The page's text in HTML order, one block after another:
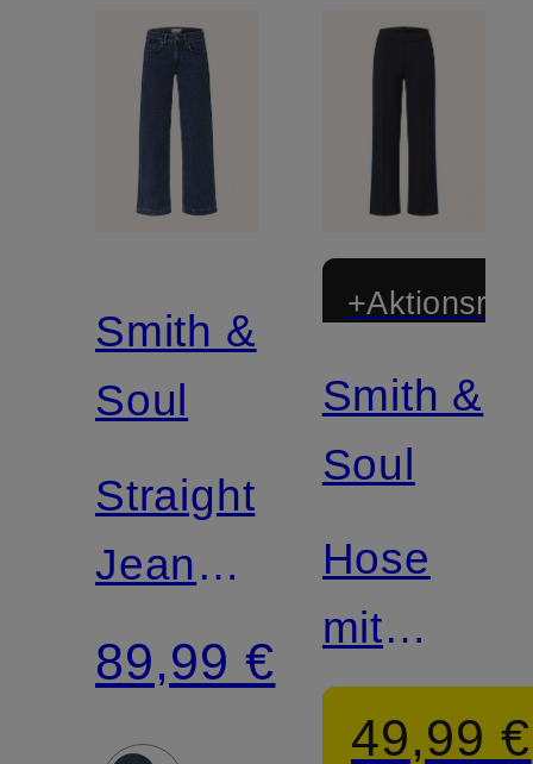
Smith &
Soul
Straight
Jeans
SINA
89,99 €
Smith &
Soul
Hose
mit
49,99 €